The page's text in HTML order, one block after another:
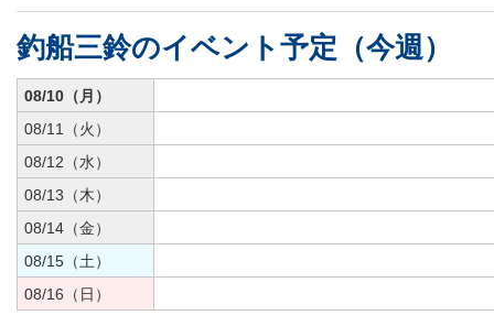
釣船三鈴のイベント予定（今週）
08/10（月）
08/11（火）
08/12（水）
08/13（木）
08/14（金）
08/15（土）
08/16（日）